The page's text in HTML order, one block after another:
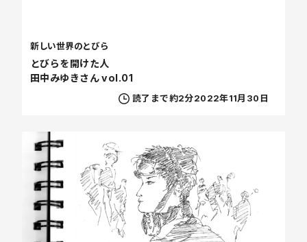
とびらを開けた人
田中みゆきさん vol.01
新しい世界のとびら
読了まで約2分2022年11月30日